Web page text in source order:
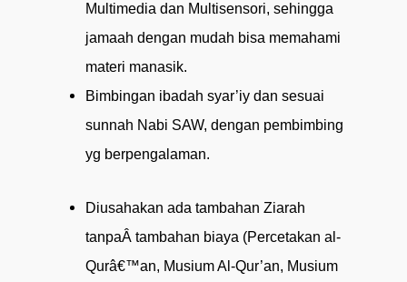
Multimedia dan Multisensori, sehingga
jamaah dengan mudah bisa memahami
materi manasik.
Bimbingan ibadah syar’iy dan sesuai
sunnah Nabi SAW, dengan pembimbing
yg berpengalaman.
Diusahakan ada tambahan Ziarah
tanpaÂ tambahan biaya (Percetakan al-
Qurâ€™an, Musium Al-Qur’an, Musium